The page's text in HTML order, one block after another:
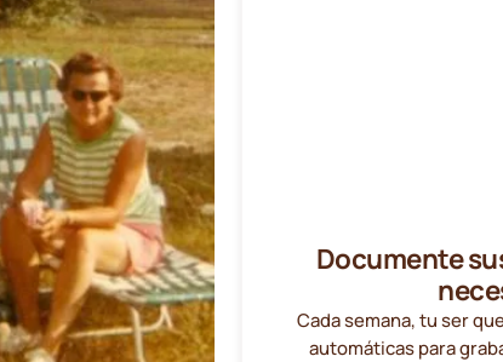
Documente
Cada semana, tu ser
automáticas para